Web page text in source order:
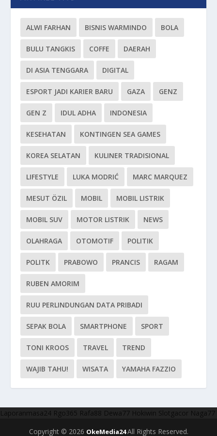
ALWI FARHAN BISNIS WARMINDO BOLA
BULU TANGKIS COFFE DAERAH
DI ASIA TENGGARA DIGITAL
ESPORT JADI KARIER BARU GAZA GENZ
GEN Z IDUL ADHA INDONESIA
KESEHATAN KONTINGEN SEA GAMES
KOREA SELATAN KULINER TRADISIONAL
LIFESTYLE LUKA MODRIĆ MARC MARQUEZ
MESUT ÖZIL MOBIL MOBIL LISTRIK
MOBIL SUV MOTOR LISTRIK NEWS
OLAHRAGA OTOMOTIF POLITIK
POLITK PRABOWO PRANCIS RAGAM
RUBEN AMORIM
RUU PERLINDUNGAN DATA PRIBADI
SEPAK BOLA SMARTPHONE SPORT
TONI KROOS TRAVEL TREND
WAJIB TAHU! WISATA YAMAHA FAZZIO
Laporanmasa24 Rgo365 Rafa88 Dewa77 Hokiwin Slotgacor Naga77
Copyright © 2026 OkeMedia24All Rights Reserved.